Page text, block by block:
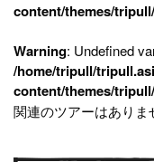
content/themes/
Warning: Undefined
/home/tripull/
content/themes/
関連のツアーはありま